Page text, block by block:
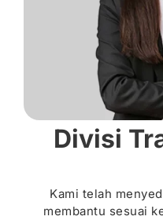
Divisi
Kami telah
membantu sesuai